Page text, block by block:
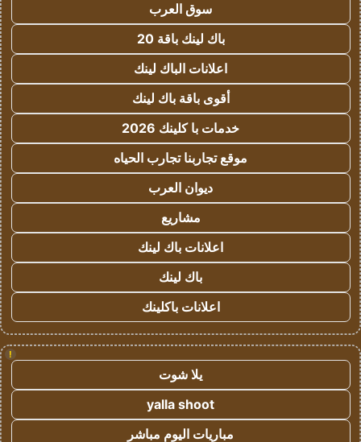
سوق العرب
باك لينك باقة 20
اعلانات الباك لينك
أقوى باقة باك لينك
خدمات با كلينك 2026
موقع تجاربنا تجارب الحياه
ديوان العرب
مشاريع
اعلانات باك لينك
باك لينك
اعلانات باكلينك
!
يلا شوت
yalla shoot
مباريات اليوم مباشر